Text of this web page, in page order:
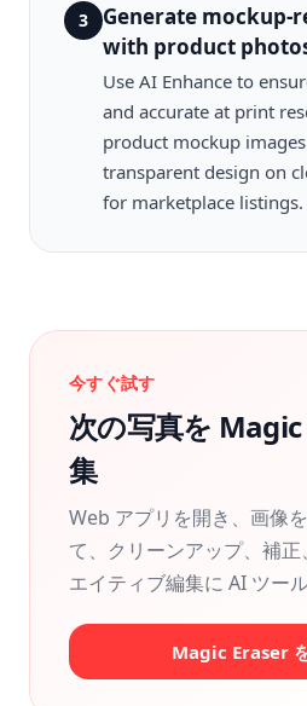
3
Generate mockup-
with product
Use AI Enhance to
and accurate at print
product mockup
transparent design on
for marketplace listings.
今すぐ試す
次の写真を
集
Web アプリを開き、画像
て、クリーンアップ、補正
エイティブ編集に AI ツー
Magic Eraser